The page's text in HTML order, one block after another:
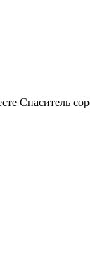
Спаситель